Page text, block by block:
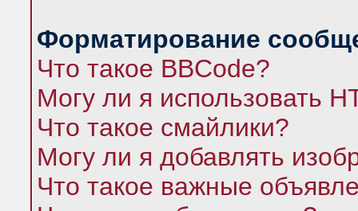
Форматирование
Что такое BBCode?
Могу ли я использовать
Что такое смайлики?
Могу ли я добавлять
Что такое важные